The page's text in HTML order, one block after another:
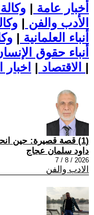
أخبار عامة |
الأدب والفن |
أنباء العلمانية |
أنباء حقوق
الاقتصاد | |
(1) قصة قصيرة: حين انحنت العصا
داود سلمان عجاج
2026 / 8 / 7
الادب والفن